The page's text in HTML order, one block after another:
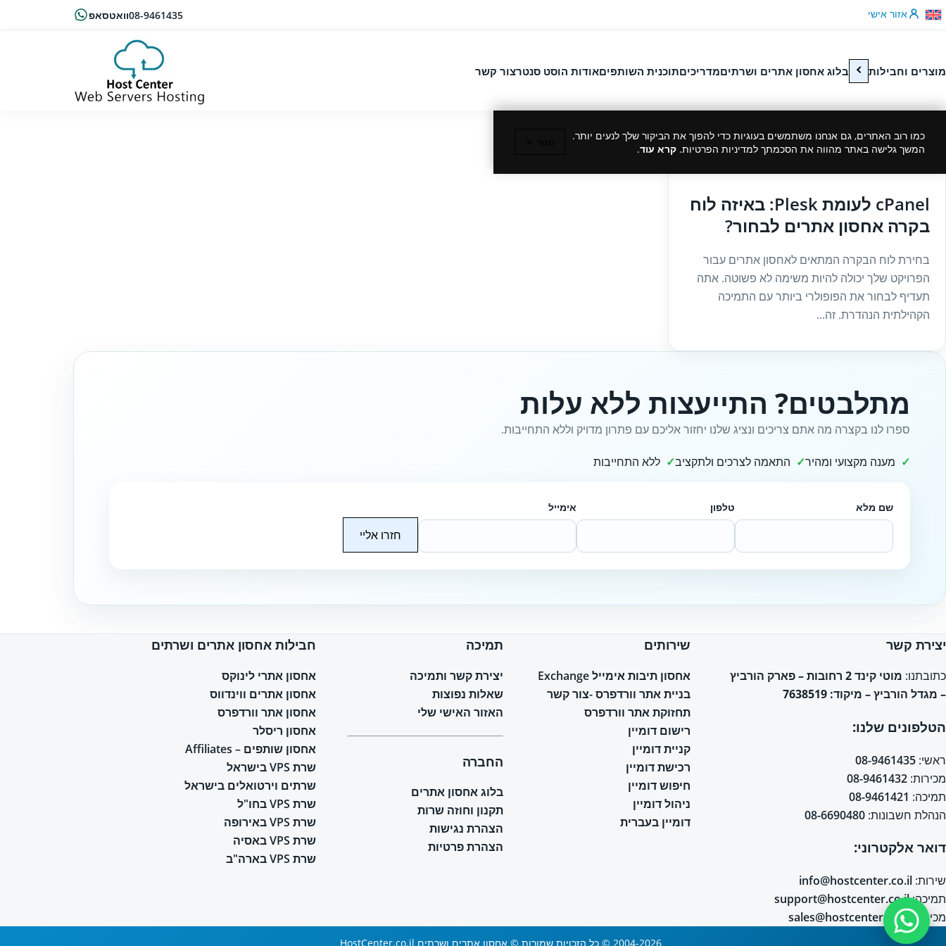
דלג לתוכן 08-9461435וואטסאפ אזור אישי
מוצרים וחבילות בלוג אחסון אתרים ושרתיםמדריכיםתוכנית השותפיםאודות הוסט סנטרצור קשר
כמו רוב האתרים, גם אנחנו משתמשים בעוגיות כדי להפוך את הביקור שלך לנעים יותר.
המשך גלישה באתר מהווה את הסכמתך למדיניות הפרטיות. קרא עוד.
cPanel לעומת Plesk: באיזה לוח
בקרה אחסון אתרים לבחור?
בחירת לוח הבקרה המתאים לאחסון אתרים עבור
הפרויקט שלך יכולה להיות משימה לא פשוטה. אתה
תעדיף לבחור את הפופולרי ביותר עם התמיכה
הקהילתית הנהדרת. זה...
מתלבטים? התייעצות ללא עלות
ספרו לנו בקצרה מה אתם צריכים ונציג שלנו יחזור אליכם עם פתרון מדויק וללא התחייבות.
מענה מקצועי ומהיר התאמה לצרכים ולתקציב ללא התחייבות
שם מלא טלפון אימייל
חזרו אליי
יצירת קשר
כתובתנו:
מוטי קינד 2 רחובות – פארק הורביץ
– מגדל הורביץ – מיקוד: 7638519
הטלפונים שלנו:
ראשי: 08-9461435
מכירות: 08-9461432
תמיכה: 08-9461421
הנהלת חשבונות: 08-6690480
דואר אלקטרוני:
שירות: info@hostcenter.co.il
תמיכה:support@hostcenter.co.il
מכירות: sales@hostcenter.co.il
שירותים
אחסון תיבות אימייל Exchange
בניית אתר וורדפרס -צור קשר
תחזוקת אתר וורדפרס
רישום דומיין
קניית דומיין
רכישת דומיין
חיפוש דומיין
ניהול דומיין
דומיין בעברית
תמיכה
יצירת קשר ותמיכה
שאלות נפוצות
האזור האישי שלי
החברה
בלוג אחסון אתרים
תקנון וחוזה שרות
הצהרת נגישות
הצהרת פרטיות
חבילות אחסון אתרים ושרתים
אחסון אתרי לינוקס
אחסון אתרים ווינדווס
אחסון אתר וורדפרס
אחסון ריסלר
אחסון שותפים – Affiliates
שרת VPS בישראל
שרתים וירטואלים בישראל
שרת VPS בחו"ל
שרת VPS באירופה
שרת VPS באסיה
שרת VPS בארה"ב
2004-2026 © כל הזכויות שמורות © אחסון אתרים ושרתים HostCenter.co.il